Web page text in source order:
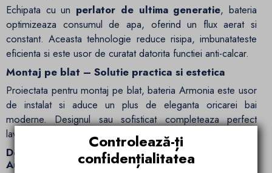
Echipata cu un perlator de ultima generatie, bateria
optimizeaza consumul de apa, oferind un flux aerat si
constant. Aceasta tehnologie reduce risipa, imbunatateste
eficienta si este usor de curatat datorita functiei anti-calcar.
Montaj pe blat – Solutie practica si estetica
Proiectata pentru montaj pe blat, bateria Armonia este usor
de instalat si aduce un plus de eleganta oricarei bai
moderne. Designul sau sofisticat completeaza perfect
lavoarele inalte.
De ce sa alegi bateria pentru lavoar Armonia –
Auriu Mat?
Controlează-ți
confidențialitatea